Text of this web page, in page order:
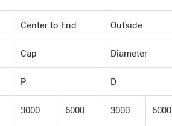
Center to End Outside
Cap Diameter
P D
3000 6000 3000 6000